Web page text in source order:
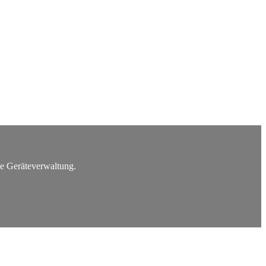
Geräteverwaltung.